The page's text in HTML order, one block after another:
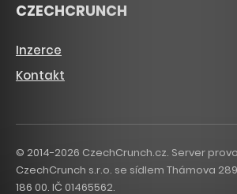
CZECHCRUNCH
Inzerce
Kontakt
© 2014-2026 CzechCrunch.cz. Server
CzechCrunch s.r.o. se sídlem Thámova
186 00. IČ 01465562.